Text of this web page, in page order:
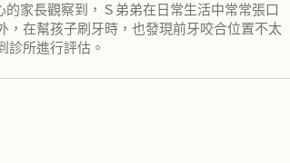
家長觀察到，Ｓ弟弟在日常生活中常常張口
在幫孩子刷牙時，也發現前牙咬合位置不太
診所進行評估。